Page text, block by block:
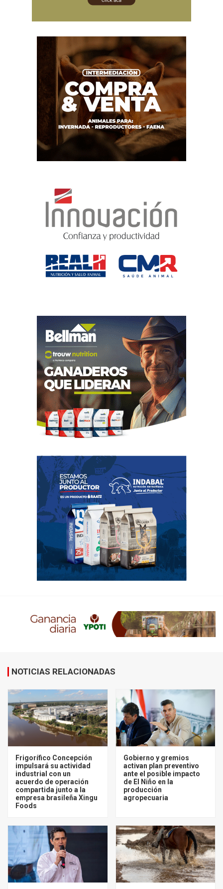
NOTICIAS RELACIONADAS
Frigorífico Concepción
impulsará su actividad
industrial con un
acuerdo de operación
compartida junto a la
empresa brasileña Xingu
Foods
Gobierno y gremios
activan plan preventivo
ante el posible impacto
de El Niño en la
producción
agropecuaria